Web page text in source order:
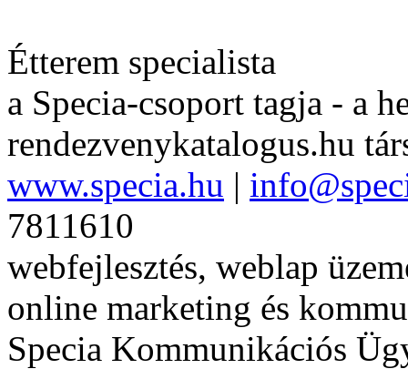
Étterem specialista
a Specia-csoport tagja - a
rendezvenykatalogus.hu
www.specia.hu |
7811610
webfejlesztés, weblap
online marketing és
Specia Kommunikációs